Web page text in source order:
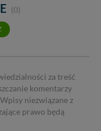
(0)
za treść
komentarzy
niezwiązane z
prawo będą